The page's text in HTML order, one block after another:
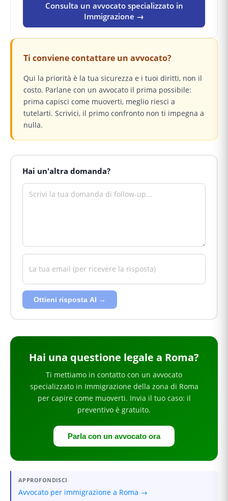
Consulta un avvocato specializzato in
Immigrazione →
Ti conviene contattare un avvocato?
Qui la priorità è la tua sicurezza e i tuoi diritti, non il
costo. Parlane con un avvocato il prima possibile:
prima capisci come muoverti, meglio riesci a
tutelarti. Scrivici, il primo confronto non ti impegna a
nulla.
Hai un'altra domanda?
Ottieni risposta AI →
Hai una questione legale a Roma?
Ti mettiamo in contatto con un avvocato
specializzato in Immigrazionedella zona di Roma
per capire come muoverti. Invia il tuo caso: il
preventivo è gratuito.
Parla con un avvocato ora
APPROFONDISCI
Avvocato per immigrazione a Roma →